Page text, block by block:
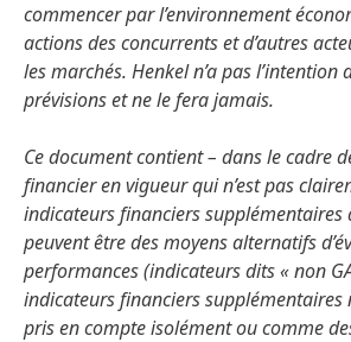
commencer par l’environnement
actions des concurrents et d’autres
les marchés. Henkel n’a pas
prévisions et ne le fera jamais.
Ce document contient – dans le cadre
financier en vigueur qui n’est pas
indicateurs financiers supplémentaires
peuvent être des moyens alternatifs
performances(indicateurs dits « non
indicateurs financiers supplémentaires
pris en compte isolément ou comme